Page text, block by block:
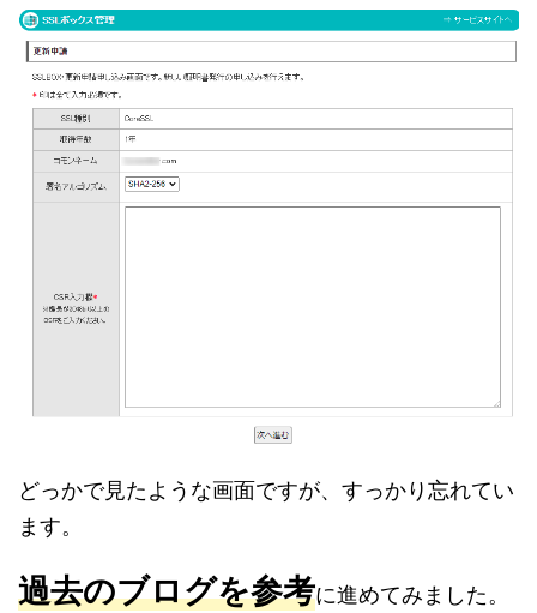
どっかで見たような画面ですが、すっかり忘れてい
ます。
過去のブログを参考に進めてみました。